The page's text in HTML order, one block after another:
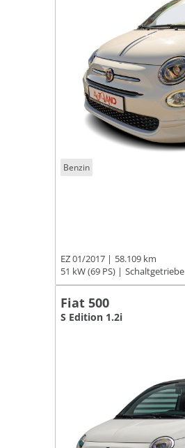
Benzin
EZ 01/2017
58.109 km
51 kW (69 PS)
Schaltgetriebe
Fiat 500
S Edition 1.2i